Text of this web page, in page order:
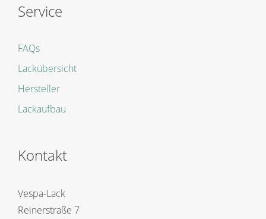
Service
FAQs
Lackübersicht
Hersteller
Lackaufbau
Kontakt
Vespa-Lack
Reinerstraße 7